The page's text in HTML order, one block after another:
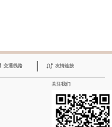
交通线路 友情连接
关注我们